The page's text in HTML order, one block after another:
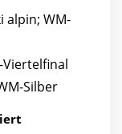
alpin; WM-
Viertelfinal
Silber